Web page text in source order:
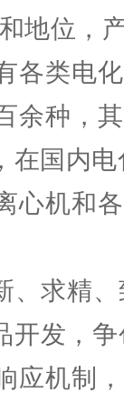
地位，
各类电
余种，
在国内
心机和
、求精
开发，
应机制